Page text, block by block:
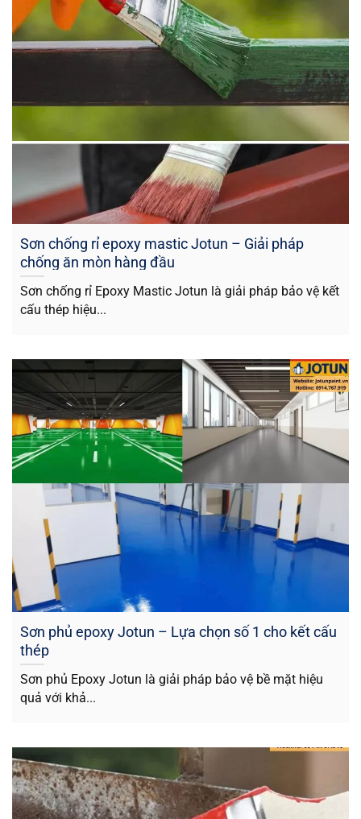
Sơn chống rỉ epoxy mastic Jotun – Giải pháp
chống ăn mòn hàng đầu
Sơn chống rỉ Epoxy Mastic Jotun là giải pháp bảo vệ kết
cấu thép hiệu...
Sơn phủ epoxy Jotun – Lựa chọn số 1 cho kết cấu
thép
Sơn phủ Epoxy Jotun là giải pháp bảo vệ bề mặt hiệu
quả với khả...